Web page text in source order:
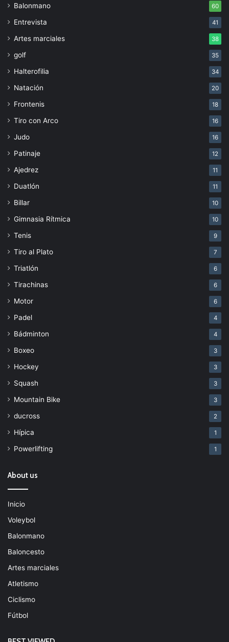
Balonmano 60
Entrevista 41
Artes marciales 38
golf 35
Halterofilia 34
Natación 20
Frontenis 18
Tiro con Arco 16
Judo 16
Patinaje 12
Ajedrez 11
Duatlón 11
Billar 10
Gimnasia Rítmica 10
Tenis 9
Tiro al Plato 7
Triatlón 6
Tirachinas 6
Motor 6
Padel 4
Bádminton 4
Boxeo 3
Hockey 3
Squash 3
Mountain Bike 3
ducross 2
Hípica 1
Powerlifting 1
About us
Inicio
Voleybol
Balonmano
Baloncesto
Artes marciales
Atletismo
Ciclismo
Fútbol